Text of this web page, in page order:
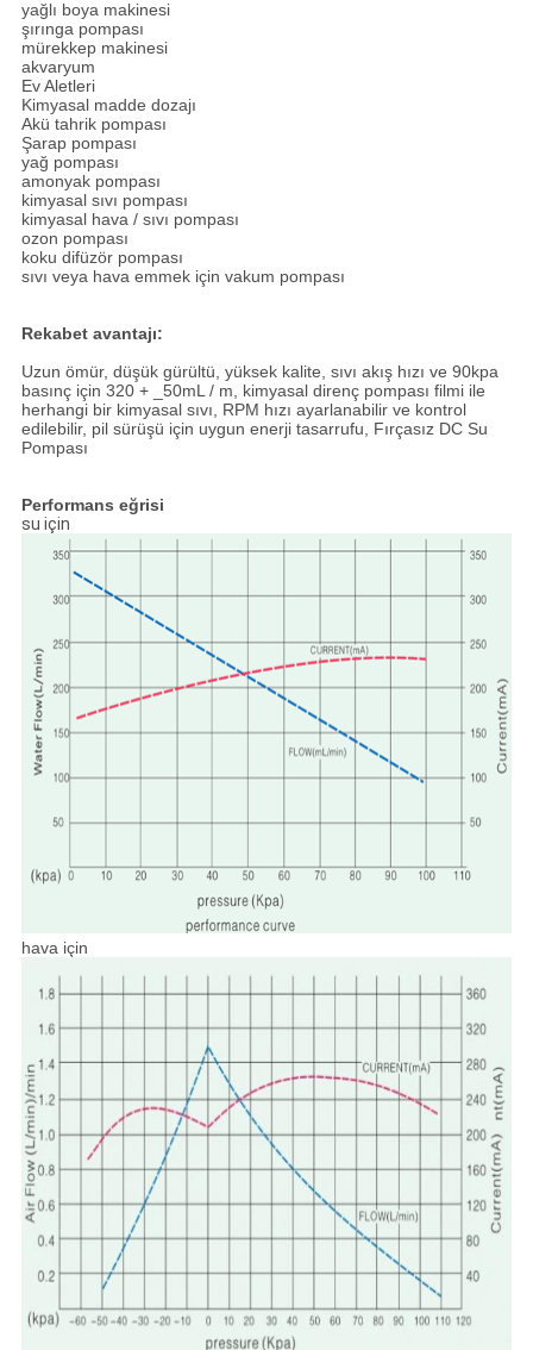
yağlı boya makinesi
şırınga pompası
mürekkep makinesi
akvaryum
Ev Aletleri
Kimyasal madde dozajı
Akü tahrik pompası
Şarap pompası
yağ pompası
amonyak pompası
kimyasal sıvı pompası
kimyasal hava / sıvı pompası
ozon pompası
koku difüzör pompası
sıvı veya hava emmek için vakum pompası
Rekabet avantajı:
Uzun ömür, düşük gürültü, yüksek kalite, sıvı akış hızı ve 90kpa
basınç için 320 + _50mL / m, kimyasal direnç pompası filmi ile
herhangi bir kimyasal sıvı, RPM hızı ayarlanabilir ve kontrol
edilebilir, pil sürüşü için uygun enerji tasarrufu, Fırçasız DC Su
Pompası
Performans eğrisi
su için
hava için